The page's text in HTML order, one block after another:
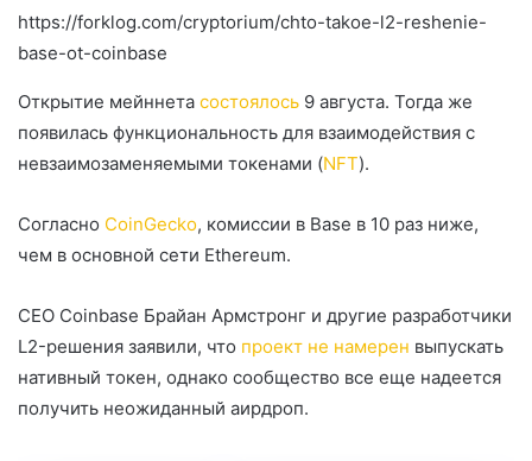
https://forklog.com/cryptorium/chto-takoe-l2-reshenie-
base-ot-coinbase
Открытие мейннета состоялось 9 августа. Тогда же
появилась функциональность для взаимодействия с
невзаимозаменяемыми токенами (NFT).
Согласно CoinGecko, комиссии в Base в 10 раз ниже,
чем в основной сети Ethereum.
CEO Coinbase Брайан Армстронг и другие разработчики
L2-решения заявили, что проект не намерен выпускать
нативный токен, однако сообщество все еще надеется
получить неожиданный аирдроп.